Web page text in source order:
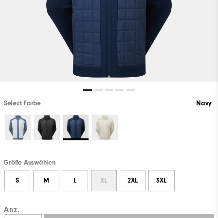
Select Farbe Navy
Größe Auswählen
S M L XL 2XL 3XL
Anz.